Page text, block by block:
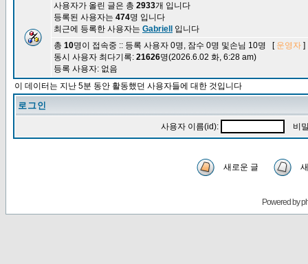
사용자가 올린 글은 총 2933개 입니다
등록된 사용자는 474명 입니다
최근에 등록한 사용자는 Gabriell
입니다
총 10명이 접속중 :: 등록 사용자 0명, 잠수 0명 및손님 10명 [ 운영자
동시 사용자 최다기록: 21626명(2026.6.02 화, 6:28 am)
등록 사용자: 없음
이 데이터는 지난 5분 동안 활동했던 사용자들에 대한 것입니다
로그인
사용자 이름(id): 비
새로운 글
Powered by